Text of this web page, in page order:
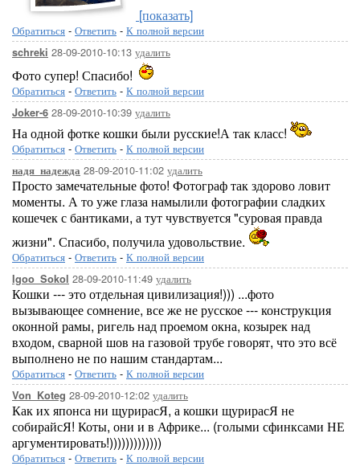
[показать]
Обратиться - Ответить - К полной версии
schreki 28-09-2010-10:13 удалить
Фото супер! Спасибо!
Обратиться - Ответить - К полной версии
Joker-6 28-09-2010-10:39 удалить
На одной фотке кошки были русские!А так класс!
Обратиться - Ответить - К полной версии
надя_надежда 28-09-2010-11:02 удалить
Просто замечательные фото! Фотограф так здорово ловит
моменты. А то уже глаза намылили фотографии сладких
кошечек с бантиками, а тут чувствуется "суровая правда
жизни". Спасибо, получила удовольствие.
Обратиться - Ответить - К полной версии
Igoo_Sokol 28-09-2010-11:49 удалить
Кошки --- это отдельная цивилизация!))) ...фото
вызывающее сомнение, все же не русское --- конструкция
оконной рамы, ригель над проемом окна, козырек над
входом, сварной шов на газовой трубе говорят, что это всё
выполнено не по нашим стандартам...
Обратиться - Ответить - К полной версии
Von_Koteg 28-09-2010-12:02 удалить
Как их японса ни щурирасЯ, а кошки щурирасЯ не
собирайсЯ! Коты, они и в Африке... (голыми сфинксами НЕ
аргументировать!)))))))))))))
Обратиться - Ответить - К полной версии